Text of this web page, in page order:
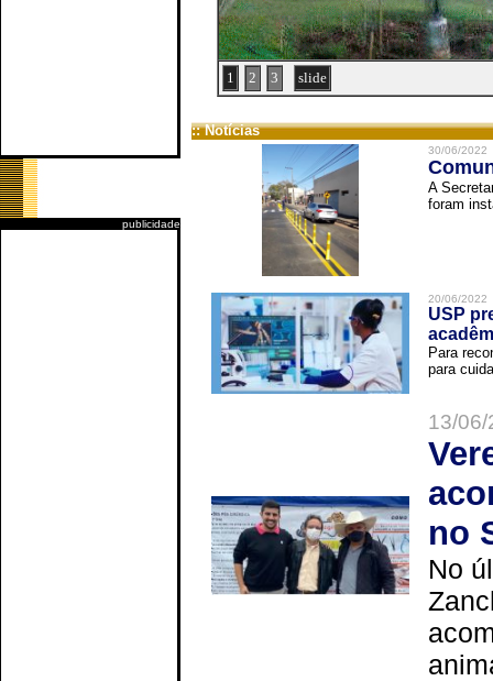
publicidade
1 2 3 slide
:: Notícias
30/06/2022
A
foram
20/06/2022
USP
Para
para
13/
no
No